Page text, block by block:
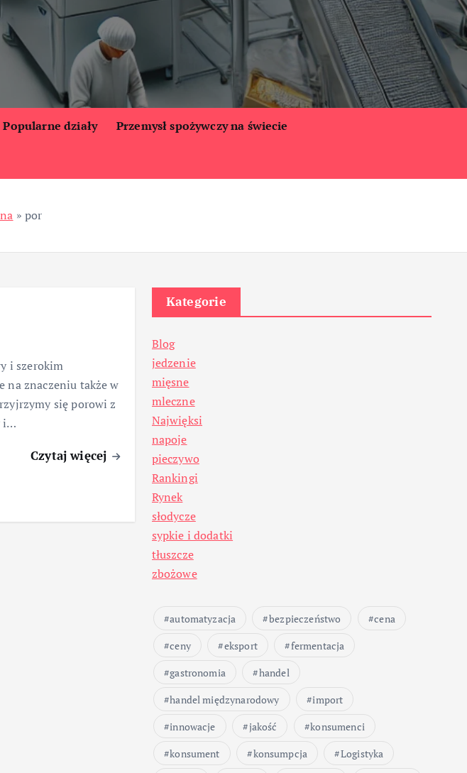
Popularne działy Przemysł spożywczy na świecie
»por
i szerokim
na znaczeniu także w
się porowi z
i…
Czytaj więcej
Kategorie
Blog
jedzenie
mięsne
mleczne
Najwięksi
napoje
pieczywo
Rankingi
Rynek
słodycze
sypkie i dodatki
tłuszcze
zbożowe
automatyzacja bezpieczeństwo
cena
ceny
eksport
fermentacja
gastronomia
handel
handel międzynarodowy
import
innowacje
jakość
konsumenci
konsument
konsumpcja
Logistyka